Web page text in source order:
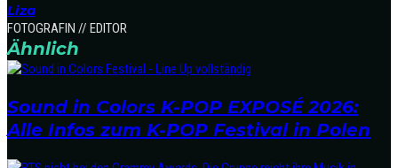
Liza
FOTOGRAFIN // EDITOR
Ähnlich
Sound in Colors K-POP EXPOSÉ 2026:
Alle Infos zum K-POP Festival in Polen